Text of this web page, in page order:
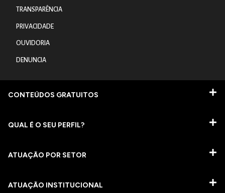
TRANSPARÊNCIA
PRIVACIDADE
OUVIDORIA
DENUNCIA
CONTEÚDOS GRATUITOS
QUAL É O SEU PERFIL?
ATUAÇÃO POR SETOR
ATUAÇÃO INSTITUCIONAL